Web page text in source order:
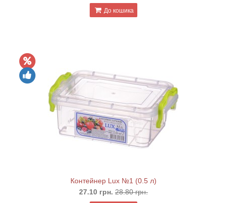
До кошика
Контейнер Lux №1 (0.5 л)
27.10 грн. 28.80 грн.